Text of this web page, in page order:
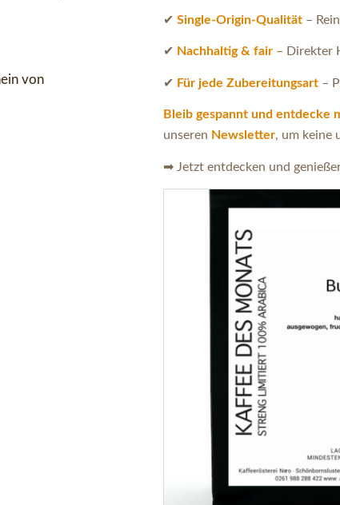
✔ Single-Origin-Qualität–
✔ Nachhaltig & fair– Direkter
✔ Für jede Zubereitungsart–
Bleib gespannt und entdecke
unseren Newsletter, um keine
➡ Jetzt entdecken und
von